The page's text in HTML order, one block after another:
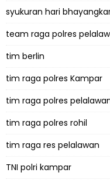
syukuran hari
team raga polres
tim berlin
tim raga polres Kampar
tim raga polres
tim raga polres rohil
tim raga res pelalawan
TNI polri kampar